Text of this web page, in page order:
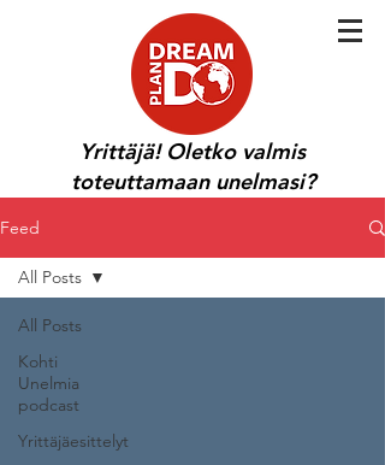
Yrittäjä! Oletko valmis
toteuttamaan unelmasi?
Feed
All Posts
Kohti
Unelmia
podcast
Yrittäjäesittelyt
All Posts